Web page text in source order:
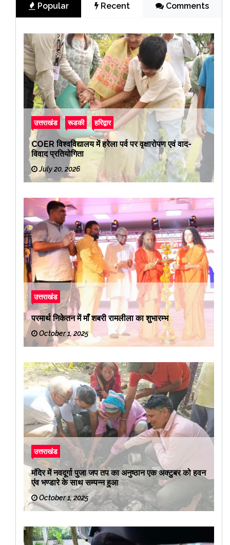
Popular Recent Comments
उत्तराखंड रूडकी हरिद्वार
COER विश्वविद्यालय में हरेला पर्व पर वृक्षारोपण एवं वाद-
विवाद प्रतियोगिता
July 20, 2026
उत्तराखंड
परमार्थ निकेतन में माँ शबरी रामलीला का शुभारम्भ
October 1, 2025
उत्तराखंड
मंदिर में नवदूर्गा पुजा जप तप का अनुष्ठान एक अक्टुबर को हवन
एंव भण्डारे के साथ सम्पन्न हुआ
October 1, 2025